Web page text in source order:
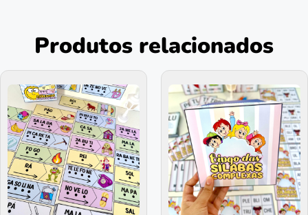
Produtos relacionados